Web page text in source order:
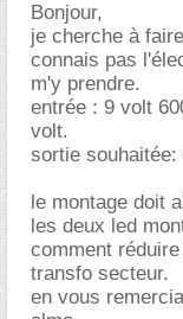
Bonjour,
je cherche à
connais pas
m'y prendre.
entrée : 9 volt
volt.
sortie souhaitée:
le montage doit
les deux led
comment
transfo secteur.
en vous